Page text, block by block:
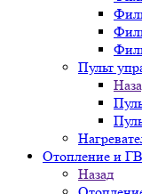
Пульт
Отопление и
Назад